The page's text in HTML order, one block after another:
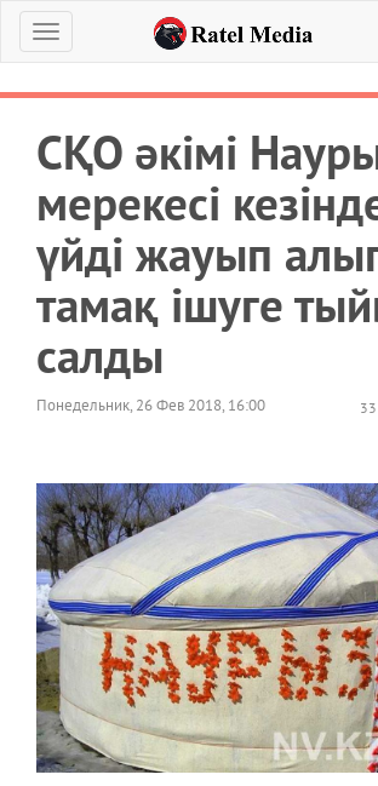
Меню
СҚО әкімі
мерекесі
үйді жауып
тамақ ішуге
салды
Понедельник, 26 Фев 2018, 16:00